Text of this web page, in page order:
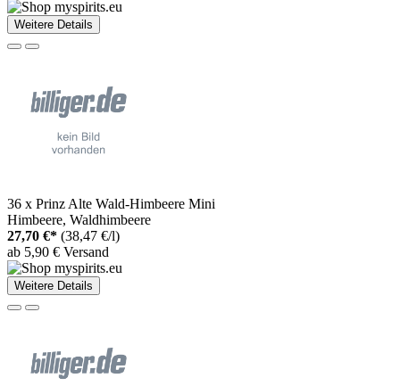
Weitere Details
36 x Prinz Alte Wald-Himbeere Mini
Himbeere, Waldhimbeere
27,70 €* (38,47 €/l)
ab 5,90 € Versand
Weitere Details